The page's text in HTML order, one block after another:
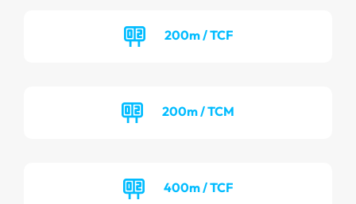
200m / TCF
200m / TCM
400m / TCF